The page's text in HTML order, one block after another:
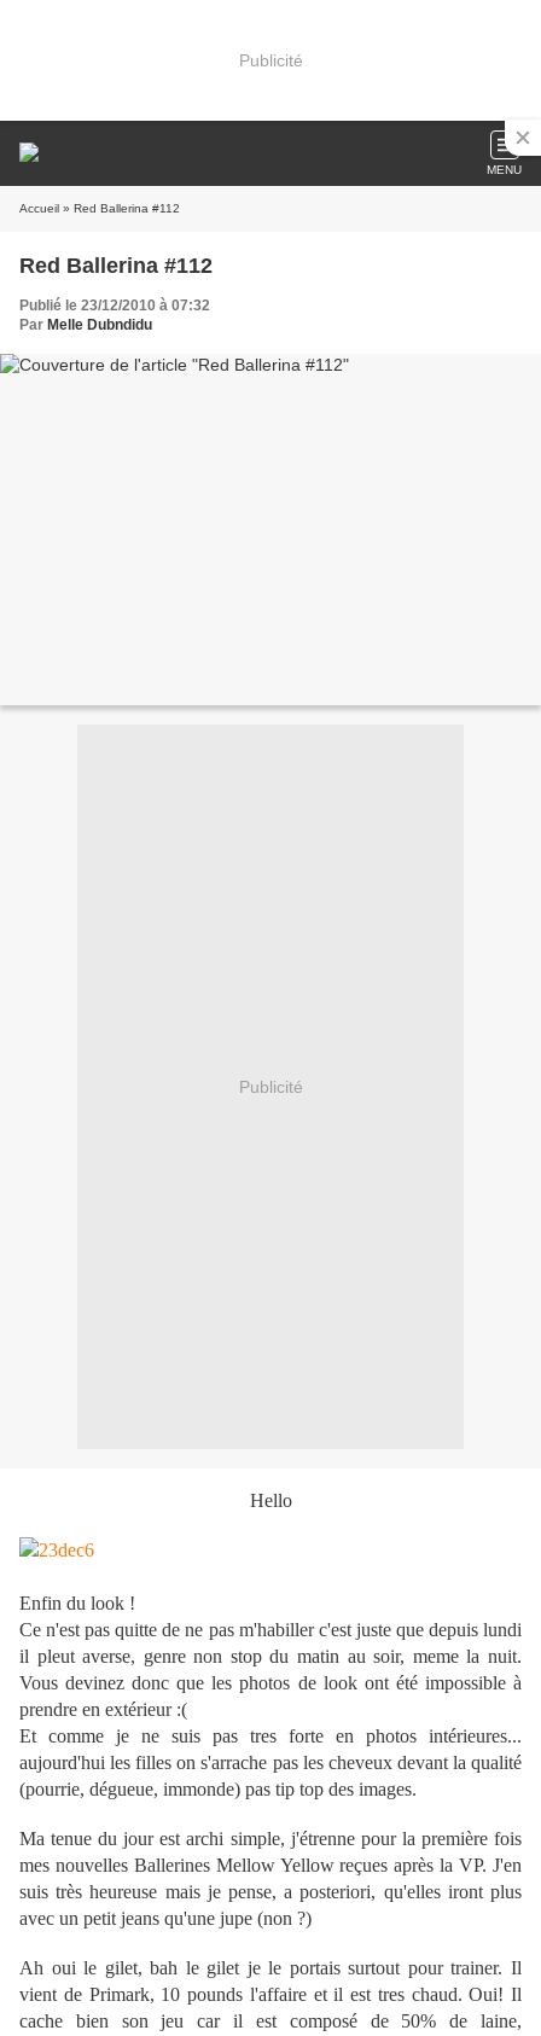
Publicité
MENU
Accueil » Red Ballerina #112
Red Ballerina #112
Publié le 23/12/2010 à 07:32
Par Melle Dubndidu
Publicité
Hello
Enfin du look !
Ce n'est pas quitte de ne pas m'habiller c'est juste que depuis lundi
il pleut averse, genre non stop du matin au soir, meme la nuit.
Vous devinez donc que les photos de look ont été impossible à
prendre en extérieur :(
Et comme je ne suis pas tres forte en photos intérieures...
aujourd'hui les filles on s'arrache pas les cheveux devant la qualité
(pourrie, dégueue, immonde) pas tip top des images.
Ma tenue du jour est archi simple, j'étrenne pour la première fois
mes nouvelles Ballerines Mellow Yellow reçues après la VP. J'en
suis très heureuse mais je pense, a posteriori, qu'elles iront plus
avec un petit jeans qu'une jupe (non ?)
Ah oui le gilet, bah le gilet je le portais surtout pour trainer. Il
vient de Primark, 10 pounds l'affaire et il est tres chaud. Oui! Il
cache bien son jeu car il est composé de 50% de laine,